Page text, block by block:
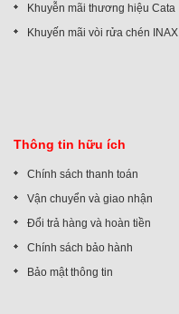
Khuyễn mãi thương hiệu Cata
Khuyến mãi vòi rửa chén INAX
Thông tin hữu ích
Chính sách thanh toán
Vận chuyển và giao nhận
Đổi trả hàng và hoàn tiền
Chính sách bảo hành
Bảo mật thông tin